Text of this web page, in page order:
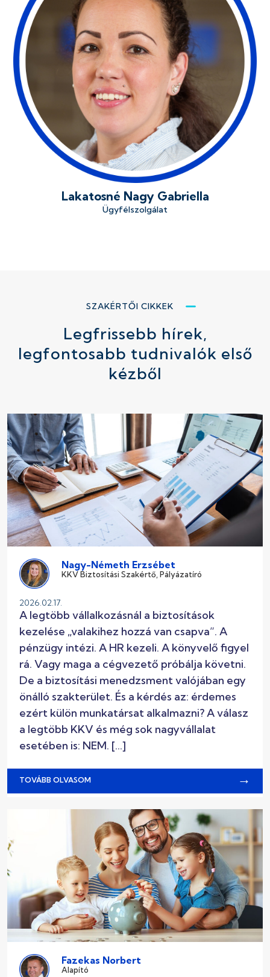
Lakatosné Nagy Gabriella
Ügyfélszolgálat
SZAKÉRTŐI CIKKEK
Legfrissebb hírek,
legfontosabb tudnivalók első
kézből
Nagy-Németh Erzsébet
KKV Biztosítási Szakértő, Pályázatíró
2026.02.17.
A legtöbb vállalkozásnál a biztosítások
kezelése „valakihez hozzá van csapva”. A
pénzügy intézi. A HR kezeli. A könyvelő figyel
rá. Vagy maga a cégvezető próbálja követni.
De a biztosítási menedzsment valójában egy
önálló szakterület. És a kérdés az: érdemes
ezért külön munkatársat alkalmazni? A válasz
a legtöbb KKV és még sok nagyvállalat
esetében is: NEM. […]
TOVÁBB OLVASOM →
Fazekas Norbert
Alapító